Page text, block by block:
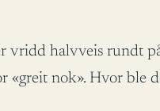
vridd halvveis rundt
nok». Hvor ble